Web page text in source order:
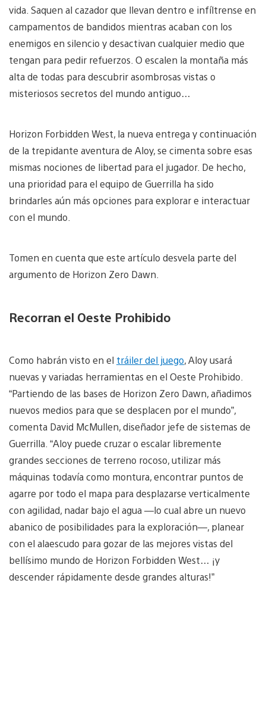
vida. Saquen al cazador que llevan dentro e infíltrense en
campamentos de bandidos mientras acaban con los
enemigos en silencio y desactivan cualquier medio que
tengan para pedir refuerzos. O escalen la montaña más
alta de todas para descubrir asombrosas vistas o
misteriosos secretos del mundo antiguo…
Horizon Forbidden West, la nueva entrega y continuación
de la trepidante aventura de Aloy, se cimenta sobre esas
mismas nociones de libertad para el jugador. De hecho,
una prioridad para el equipo de Guerrilla ha sido
brindarles aún más opciones para explorar e interactuar
con el mundo.
Tomen en cuenta que este artículo desvela parte del
argumento de Horizon Zero Dawn.
Recorran el Oeste Prohibido
Como habrán visto en el tráiler del juego, Aloy usará
nuevas y variadas herramientas en el Oeste Prohibido.
“Partiendo de las bases de Horizon Zero Dawn, añadimos
nuevos medios para que se desplacen por el mundo”,
comenta David McMullen, diseñador jefe de sistemas de
Guerrilla. “Aloy puede cruzar o escalar libremente
grandes secciones de terreno rocoso, utilizar más
máquinas todavía como montura, encontrar puntos de
agarre por todo el mapa para desplazarse verticalmente
con agilidad, nadar bajo el agua —lo cual abre un nuevo
abanico de posibilidades para la exploración—, planear
con el alaescudo para gozar de las mejores vistas del
bellísimo mundo de Horizon Forbidden West… ¡y
descender rápidamente desde grandes alturas!”